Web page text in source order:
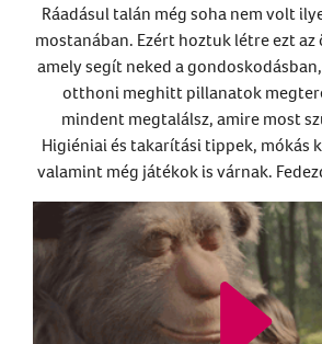
Ráadásul talán még soha nem volt
mostanában. Ezért hoztuk létre ezt
amely segít neked a
otthoni meghitt pillanatok
mindent megtalálsz, amire most
Higiéniai és takarítási tippek, mókás
valamint még játékok is várnak.